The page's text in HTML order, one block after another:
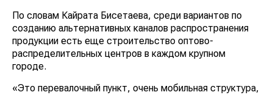
По словам Кайрата Бисетаева, среди вариантов по
созданию альтернативных каналов распространения
продукции есть еще строительство оптово-
распределительных центров в каждом крупном
городе.
«Это перевалочный пункт, очень мобильная структура,